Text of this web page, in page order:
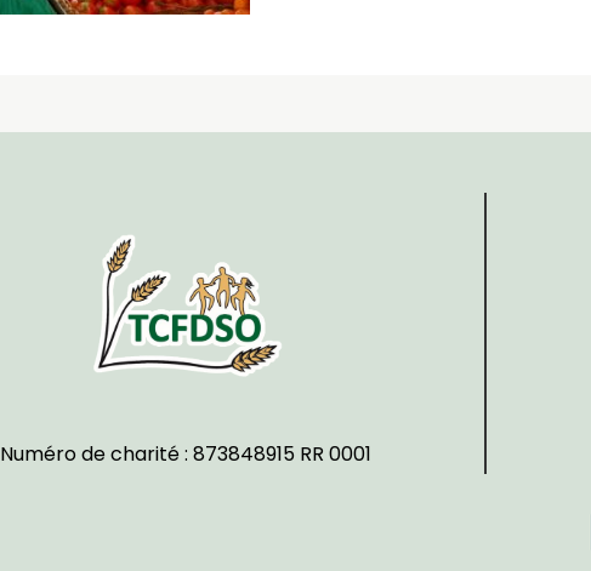
Numéro de charité : 873848915 RR 0001